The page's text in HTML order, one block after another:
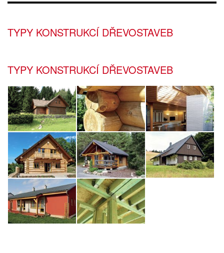
TYPY KONSTRUKCÍ DŘEVOSTAVEB
TYPY KONSTRUKCÍ DŘEVOSTAVEB